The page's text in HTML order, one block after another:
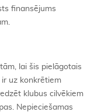
finansējums
lai šis pielāgotais
uz konkrētiem
klubus cilvēkiem
Nepieciešamas